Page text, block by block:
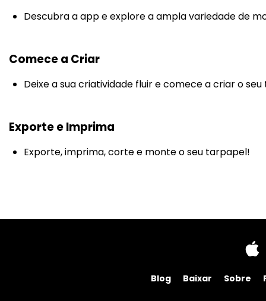
Descubra a app e explore a ampla variedade de
Comece a Criar
Deixe a sua criatividade fluir e comece a criar o
Exporte e Imprima
Exporte, imprima, corte e monte o seu tarpapel!
Blog Baixar Sobre